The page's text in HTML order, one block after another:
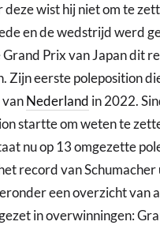
wist hij niet om te
en de wedstrijd werd
Grand Prix van Japan dit
Zijn eerste poleposition
Nederland in 2022.
startte om weten te
nu op 13 omgezette
record van
een overzicht van
in overwinningen: